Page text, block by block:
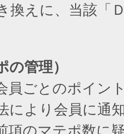
換えに、当該「
管理）
ごとのポイン
により会員に通
のマテポ数に